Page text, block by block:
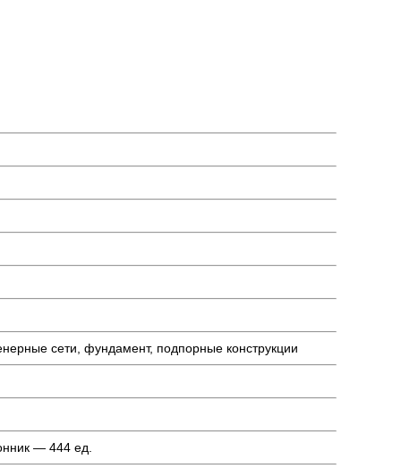
сети, фундамент, подпорные конструкции
— 444 ед.